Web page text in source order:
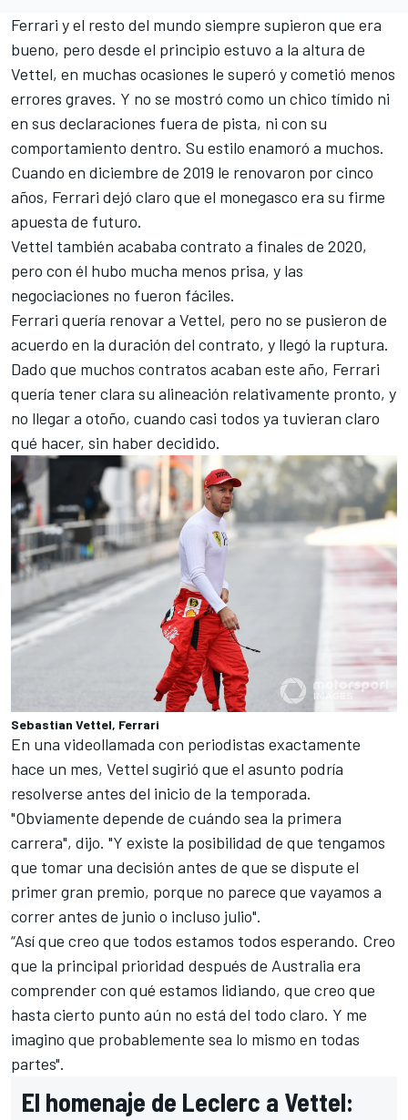
Ferrari y el resto del mundo siempre supieron que era
bueno, pero desde el principio estuvo a la altura de
Vettel, en muchas ocasiones le superó y cometió menos
errores graves. Y no se mostró como un chico tímido ni
en sus declaraciones fuera de pista, ni con su
comportamiento dentro. Su estilo enamoró a muchos.
Cuando en diciembre de 2019 le renovaron por cinco
años, Ferrari dejó claro que el monegasco era su firme
apuesta de futuro.
Vettel también acababa contrato a finales de 2020,
pero con él hubo mucha menos prisa, y las
negociaciones no fueron fáciles.
Ferrari quería renovar a Vettel, pero no se pusieron de
acuerdo en la duración del contrato, y llegó la ruptura.
Dado que muchos contratos acaban este año, Ferrari
quería tener clara su alineación relativamente pronto, y
no llegar a otoño, cuando casi todos ya tuvieran claro
qué hacer, sin haber decidido.
Sebastian Vettel, Ferrari
En una videollamada con periodistas exactamente
hace un mes, Vettel sugirió que el asunto podría
resolverse antes del inicio de la temporada.
"Obviamente depende de cuándo sea la primera
carrera", dijo. "Y existe la posibilidad de que tengamos
que tomar una decisión antes de que se dispute el
primer gran premio, porque no parece que vayamos a
correr antes de junio o incluso julio".
“Así que creo que todos estamos todos esperando. Creo
que la principal prioridad después de Australia era
comprender con qué estamos lidiando, que creo que
hasta cierto punto aún no está del todo claro. Y me
imagino que probablemente sea lo mismo en todas
partes".
El homenaje de Leclerc a Vettel: